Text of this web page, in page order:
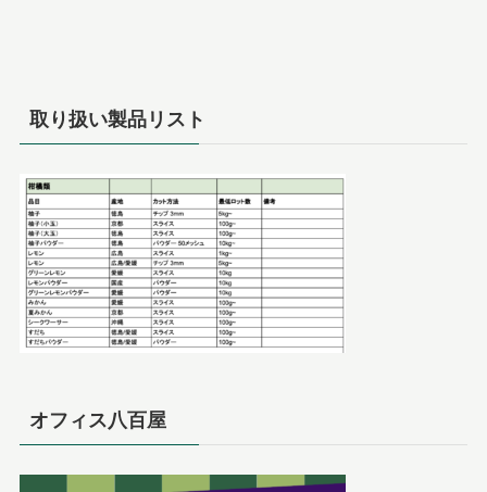
取り扱い製品リスト
オフィス八百屋